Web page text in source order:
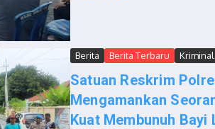
Berita Berita Terbaru Kriminal
Satuan Reskrim
Mengamankan
Kuat Membunuh Bayi